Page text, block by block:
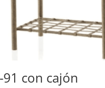
91 con cajón